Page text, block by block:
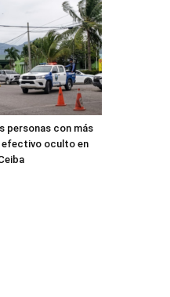
personas con más
efectivo oculto en